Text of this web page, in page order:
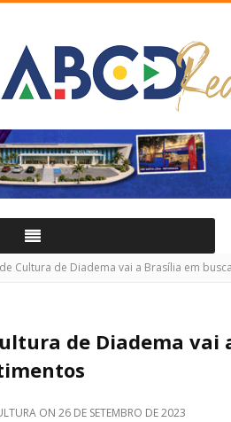
Cultura de Diadema vai a Brasília em
de Diadema vai
ON 26 DE SETEMBRO DE 2023